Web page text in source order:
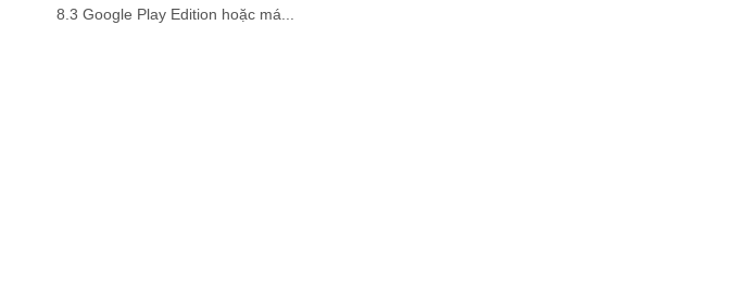
8.3 Google Play Edition hoặc má...